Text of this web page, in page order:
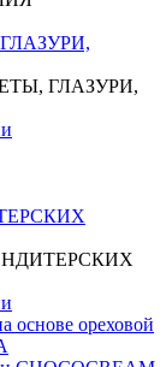
ГЛАЗУРИ,
основе ореховой